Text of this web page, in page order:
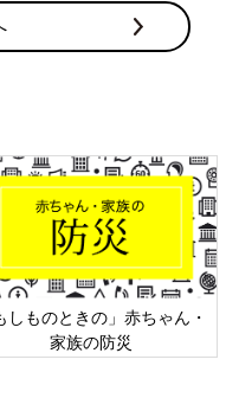
月齢の時期は、寝床にぬ
ないことが大切です。
ー
もいいでしょう。ただ
て、はだけてしまうこと
のは大変…。私はママ・
だと思っています。その
しものときの」赤ちゃん・
家族の防災